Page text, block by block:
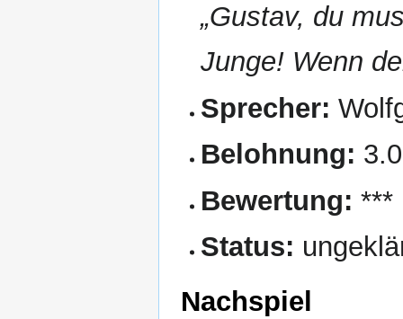
„Gustav, du
Junge! Wenn
Sprecher:
Belohnung:
Bewertung: ***
Status:
Nachspiel